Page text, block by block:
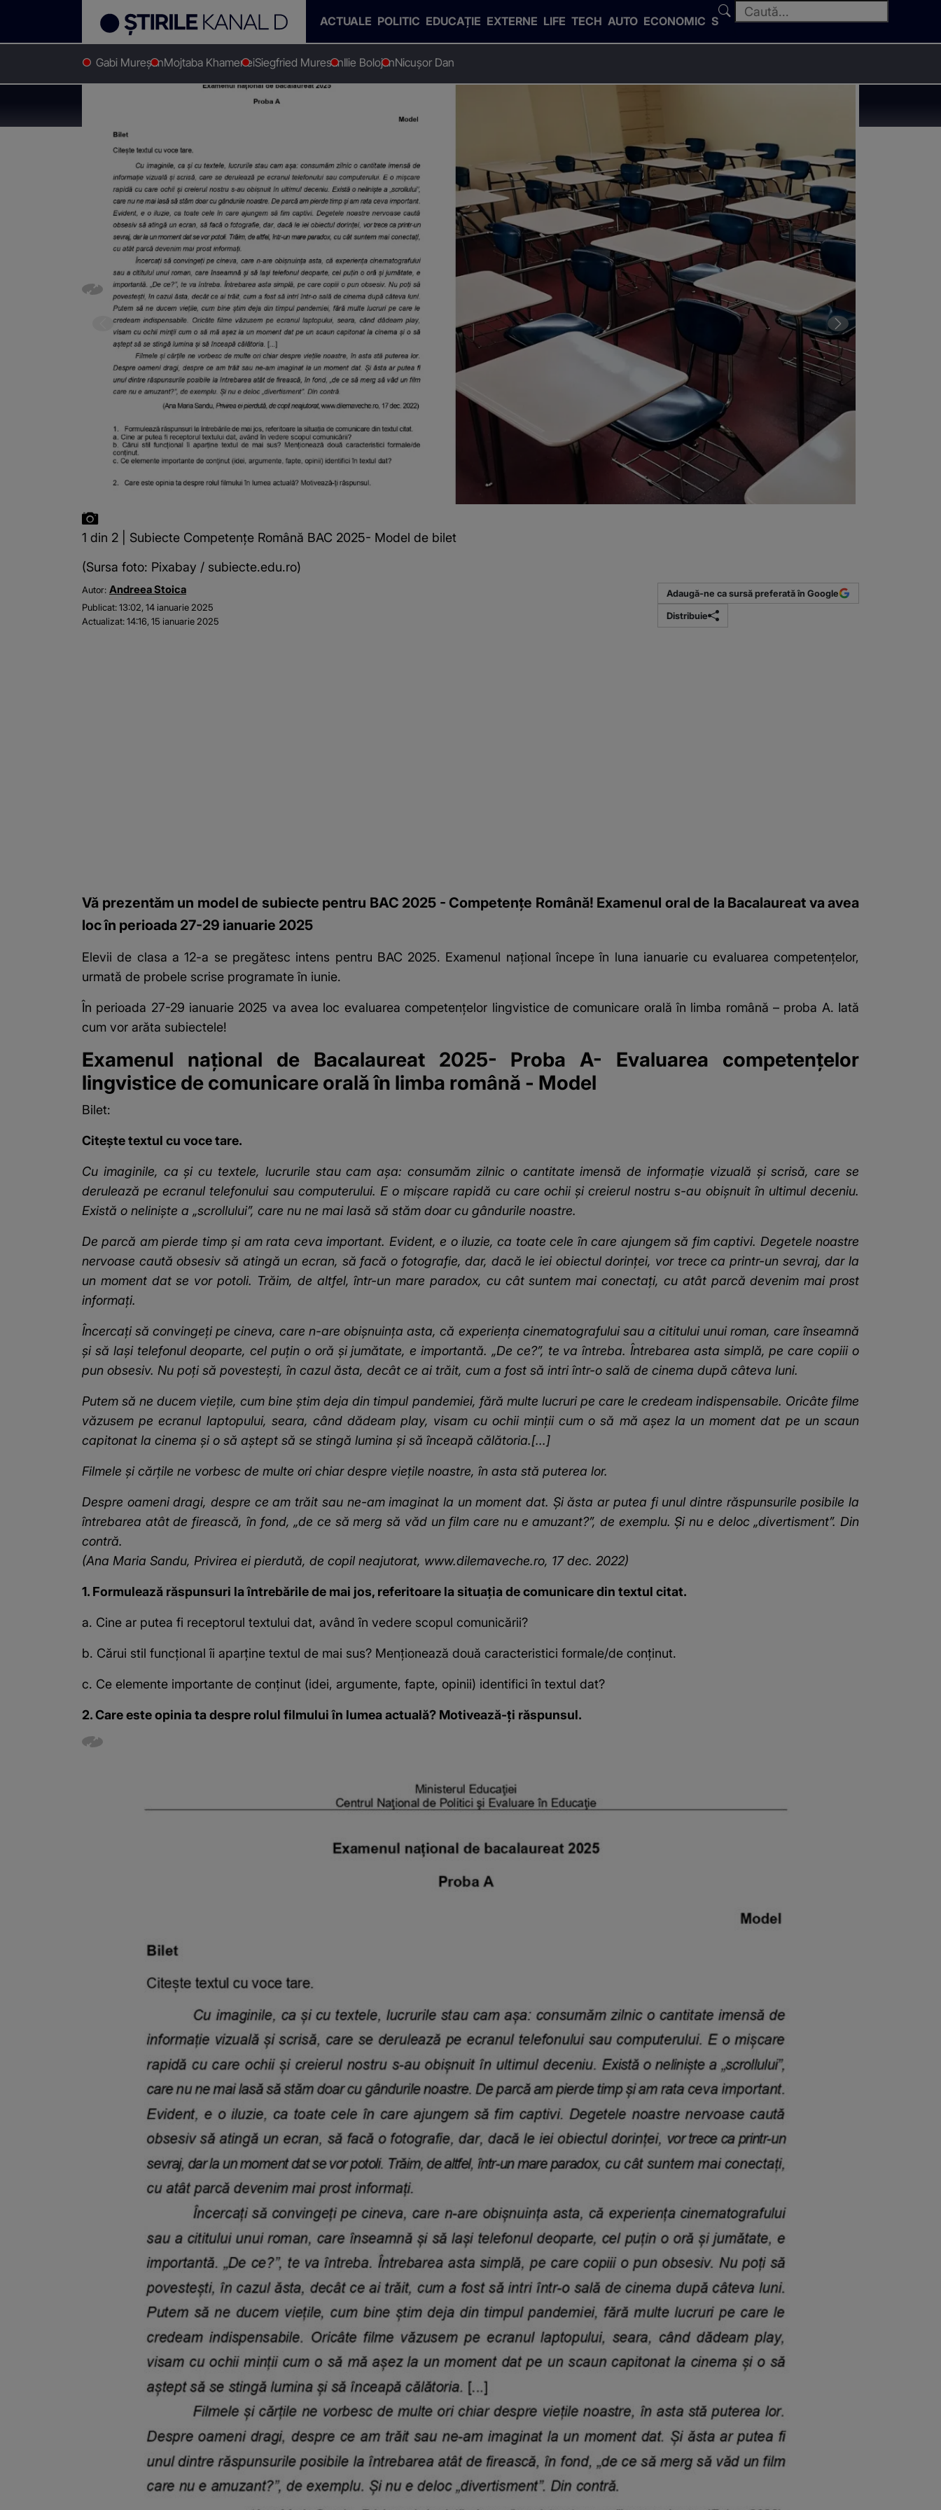
ACTUALE POLITIC EDUCAȚIE EXTERNE LIFE TECH AUTO ECONOMIC SPORT
Gabi MureșanMojtaba KhameneiSiegfried MuresanIlie BolojanNicușor Dan
Stirile Kanal D Educatie Subiecte Competențe Română BAC 2025- Model de bilet
Subiecte Competențe Română BAC 2025- Model de bilet
1 din 2 | Subiecte Competențe Română BAC 2025- Model de bilet
(Sursa foto: Pixabay / subiecte.edu.ro)
Autor: Andreea Stoica
Publicat:13:02, 14 ianuarie 2025
Actualizat:14:16, 15 ianuarie 2025
Adaugă-ne ca sursă preferată în Google
Distribuie
Vă prezentăm un model de subiecte pentru BAC 2025 - Competențe Română! Examenul oral de la Bacalaureat va avea
loc în perioada 27-29 ianuarie 2025
Elevii de clasa a 12-a se pregătesc intens pentru BAC 2025. Examenul național începe în luna ianuarie cu evaluarea competențelor,
urmată de probele scrise programate în iunie.
În perioada 27-29 ianuarie 2025 va avea loc evaluarea competențelor lingvistice de comunicare orală în limba română – proba A. Iată
cum vor arăta subiectele!
Examenul național de Bacalaureat 2025- Proba A- Evaluarea competențelor
lingvistice de comunicare orală în limba română - Model
Bilet:
Citește textul cu voce tare.
Cu imaginile, ca și cu textele, lucrurile stau cam așa: consumăm zilnic o cantitate imensă de informație vizuală și scrisă, care se
derulează pe ecranul telefonului sau computerului. E o mișcare rapidă cu care ochii și creierul nostru s-au obișnuit în ultimul deceniu.
Există o neliniște a „scrollului”, care nu ne mai lasă să stăm doar cu gândurile noastre.
De parcă am pierde timp și am rata ceva important. Evident, e o iluzie, ca toate cele în care ajungem să fim captivi. Degetele noastre
nervoase caută obsesiv să atingă un ecran, să facă o fotografie, dar, dacă le iei obiectul dorinței, vor trece ca printr-un sevraj, dar la
un moment dat se vor potoli. Trăim, de altfel, într-un mare paradox, cu cât suntem mai conectați, cu atât parcă devenim mai prost
informați.
Încercați să convingeți pe cineva, care n-are obișnuința asta, că experiența cinematografului sau a cititului unui roman, care înseamnă
și să lași telefonul deoparte, cel puțin o oră și jumătate, e importantă. „De ce?”, te va întreba. Întrebarea asta simplă, pe care copiii o
pun obsesiv. Nu poți să povestești, în cazul ăsta, decât ce ai trăit, cum a fost să intri într-o sală de cinema după câteva luni.
Putem să ne ducem viețile, cum bine știm deja din timpul pandemiei, fără multe lucruri pe care le credeam indispensabile. Oricâte filme
văzusem pe ecranul laptopului, seara, când dădeam play, visam cu ochii minții cum o să mă așez la un moment dat pe un scaun
capitonat la cinema și o să aștept să se stingă lumina și să înceapă călătoria.[...]
Filmele și cărțile ne vorbesc de multe ori chiar despre viețile noastre, în asta stă puterea lor.
Despre oameni dragi, despre ce am trăit sau ne-am imaginat la un moment dat. Și ăsta ar putea fi unul dintre răspunsurile posibile la
întrebarea atât de firească, în fond, „de ce să merg să văd un film care nu e amuzant?”, de exemplu. Și nu e deloc „divertisment”. Din
contră.
(Ana Maria Sandu, Privirea ei pierdută, de copil neajutorat, www.dilemaveche.ro, 17 dec. 2022)
1. Formulează răspunsuri la întrebările de mai jos, referitoare la situația de comunicare din textul citat.
a. Cine ar putea fi receptorul textului dat, având în vedere scopul comunicării?
b. Cărui stil funcțional îi aparține textul de mai sus? Menționează două caracteristici formale/de conținut.
c. Ce elemente importante de conținut (idei, argumente, fapte, opinii) identifici în textul dat?
2. Care este opinia ta despre rolul filmului în lumea actuală? Motivează-ți răspunsul.